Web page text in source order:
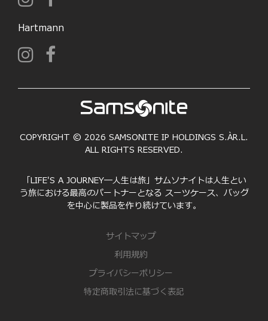
Hartmann
COPYRIGHT © 2026 SAMSONITE IP HOLDINGS S.ÀR.L.
ALL RIGHTS RESERVED.
「LIFE'S A JOURNEY―人生は旅」サムソナイトは人生とい
う旅における最高のパートナーとなる スーツケース、バッグ
を中心に製品を作り続けています。
サイトマップ
利用規約
プライバシーポリシー
特定商取引法に基づく表記